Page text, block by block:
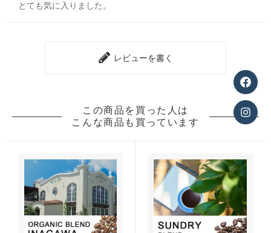
とても気に入りました。
レビューを書く
この商品を買った人は
こんな商品も買っています